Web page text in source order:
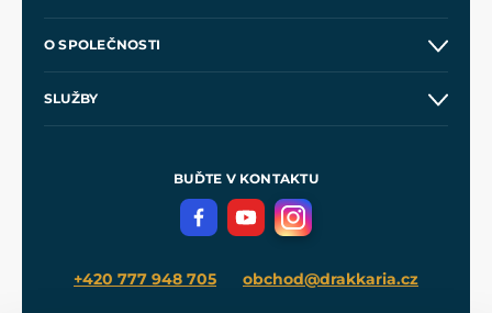
Velkoobchod
O SPOLEČNOSTI
SLUŽBY
Meče pro Kingdom Come
BUĎTE V KONTAKTU
+420 777 948 705 obchod@drakkaria.cz